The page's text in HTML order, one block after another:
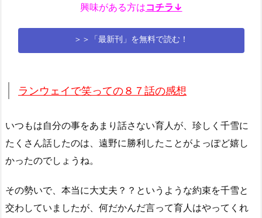
興味がある方はコチラ↓
＞＞「最新刊」を無料で読む！
ランウェイで笑っての８７話の感想
いつもは自分の事をあまり話さない育人が、珍しく千雪に
たくさん話したのは、遠野に勝利したことがよっぽど嬉し
かったのでしょうね。
その勢いで、本当に大丈夫？？というような約束を千雪と
交わしていましたが、何だかんだ言って育人はやってくれ